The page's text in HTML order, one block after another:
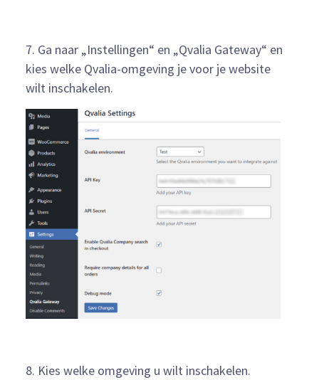
7. Ga naar „Instellingen“ en „Qvalia Gateway“ en
kies welke Qvalia-omgeving je voor je website
wilt inschakelen.
8. Kies welke omgeving u wilt inschakelen.